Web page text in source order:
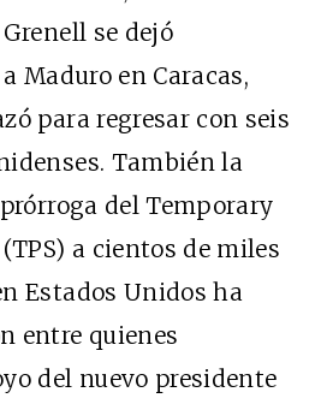
se dejó
Maduro en Caracas,
para regresar con seis
También la
del Temporary
a cientos de miles
Estados Unidos ha
entre quienes
del nuevo presidente